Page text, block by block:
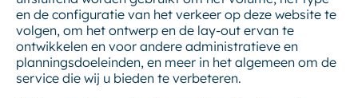
en de configuratie van het verkeer op deze website te
volgen, om het ontwerp en de lay-out ervan te
ontwikkelen en voor andere administratieve en
planningsdoeleinden, en meer in het algemeen om de
service die wij u bieden te verbeteren.